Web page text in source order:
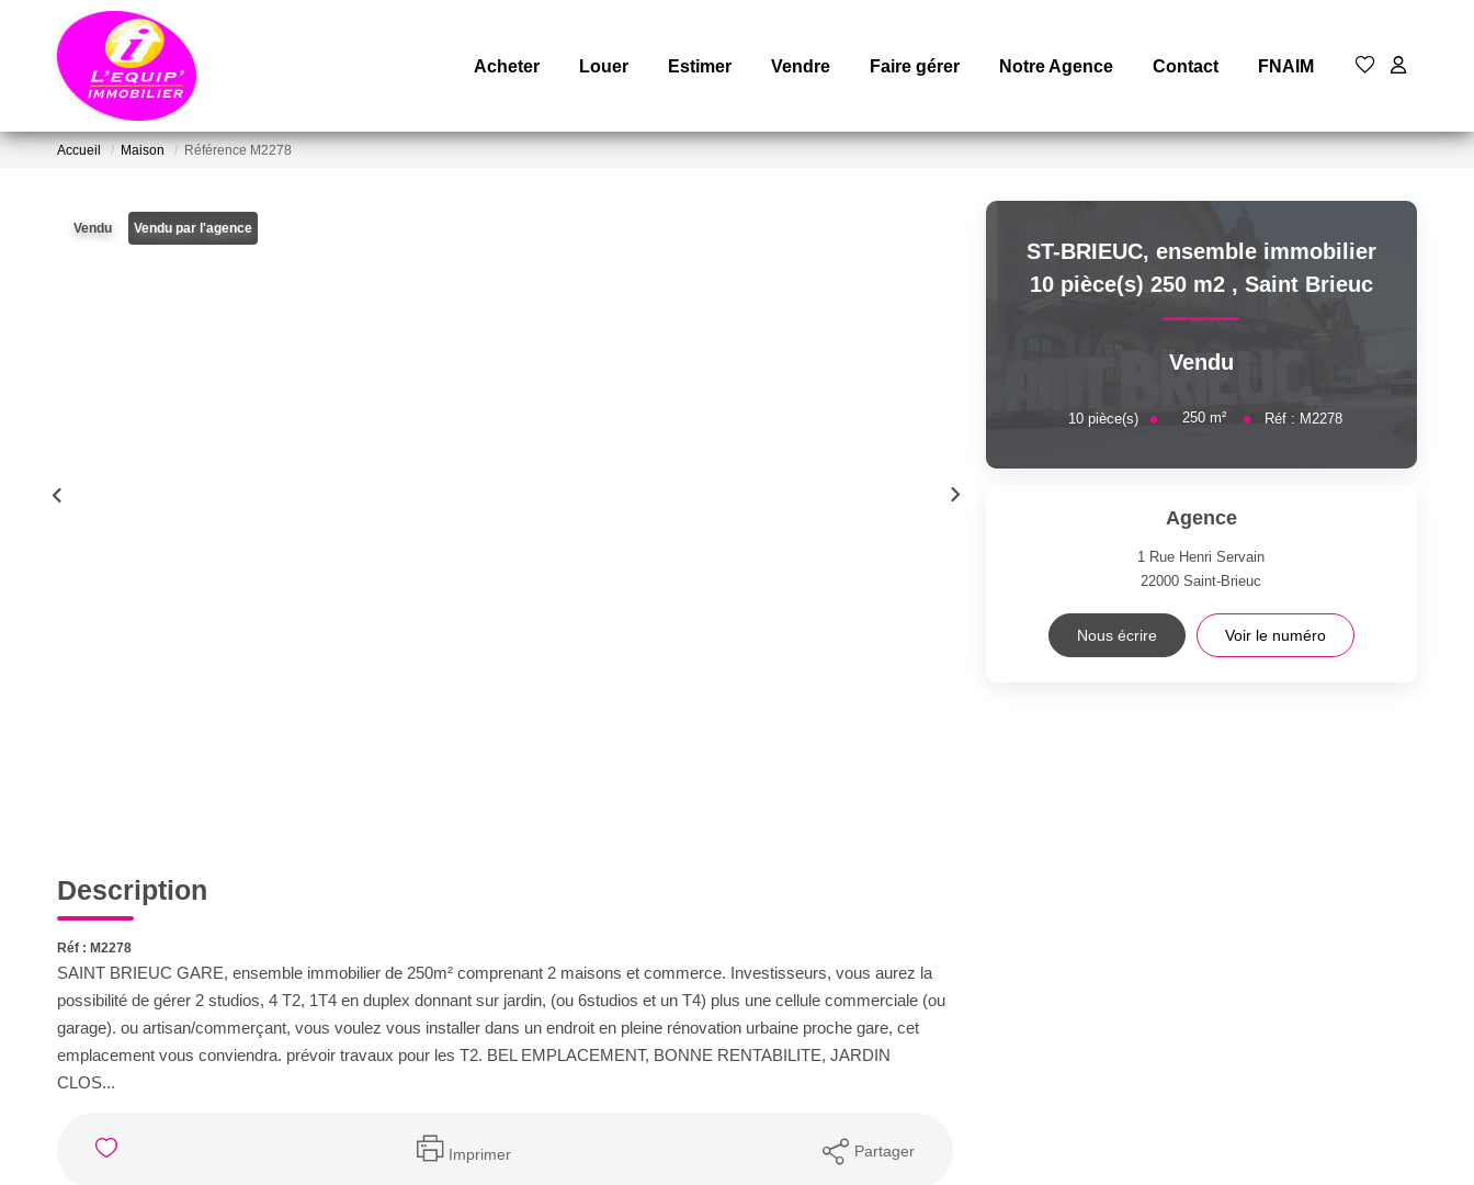
Acheter Louer Estimer Vendre Faire gérer Notre Agence Contact FNAIM
Accueil Maison Référence M2278
Vendu Vendu par l'agence
Description
Réf : M2278
SAINT BRIEUC GARE, ensemble immobilier de 250m² comprenant 2 maisons et commerce. Investisseurs, vous aurez la
possibilité de gérer 2 studios, 4 T2, 1T4 en duplex donnant sur jardin, (ou 6studios et un T4) plus une cellule commerciale (ou
garage). ou artisan/commerçant, vous voulez vous installer dans un endroit en pleine rénovation urbaine proche gare, cet
emplacement vous conviendra. prévoir travaux pour les T2. BEL EMPLACEMENT, BONNE RENTABILITE, JARDIN
CLOS...
Imprimer Partager
ST-BRIEUC, ensemble immobilier
10 pièce(s) 250 m2 , Saint Brieuc
Vendu
10pièce(s) 250 m² Réf : M2278
Agence
1 Rue Henri Servain
22000Saint-Brieuc
Nous écrire Voir le numéro